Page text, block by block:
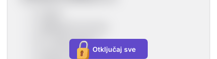
tlo i biljni pokrov
morske struje
Otključaj sve